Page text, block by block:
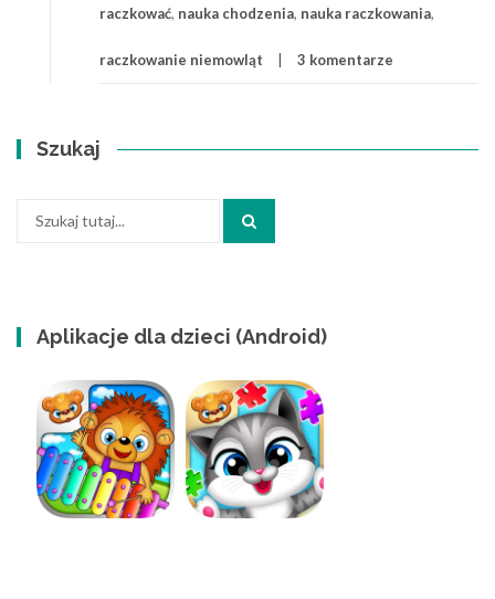
raczkować, nauka chodzenia, nauka raczkowania,
raczkowanie niemowląt 3 komentarze
Szukaj
Aplikacje dla dzieci (Android)